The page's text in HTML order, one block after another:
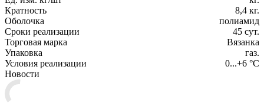
Кратность
8,4 кг.
Оболочка
полиамид
Сроки реализации
45 сут.
Торговая марка
Вязанка
Упаковка
газ.
Условия реализации
0...+6 °С
Новости